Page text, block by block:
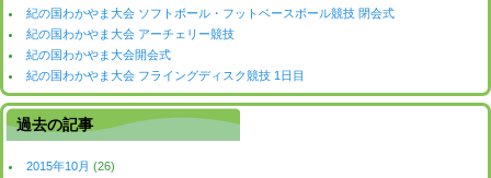
紀の国わかやま大会 ソフトボール・フットベースボール競技 閉会式
紀の国わかやま大会 アーチェリー競技
紀の国わかやま大会開会式
紀の国わかやま大会 フライングディスク競技 1日目
過去の記事
2015年10月 (26)